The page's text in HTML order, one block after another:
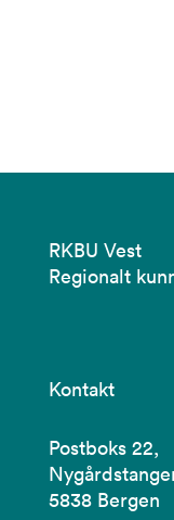
RKBU Vest
Regionalt
Kontakt
Postboks 22,
5838 Bergen